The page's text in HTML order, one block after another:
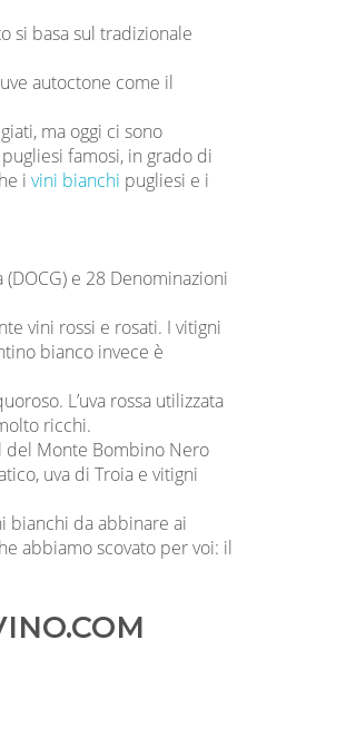
si basa sul tradizionale
autoctone come il
ma oggi ci sono
famosi, in grado di
i vini bianchi pugliesi e i
e 28 Denominazioni
vini rossi e rosati. I vitigni
bianco invece è
L’uva rossa utilizzata
ricchi.
del Monte Bombino Nero
uva di Troia e vitigni
bianchi da abbinare ai
abbiamo scovato per voi: il